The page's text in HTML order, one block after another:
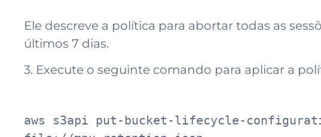
Ele descreve a política para abortar todas as
últimos 7 dias.
3. Execute o seguinte comando para aplicar a
aws s3api put-bucket-lifecycle-